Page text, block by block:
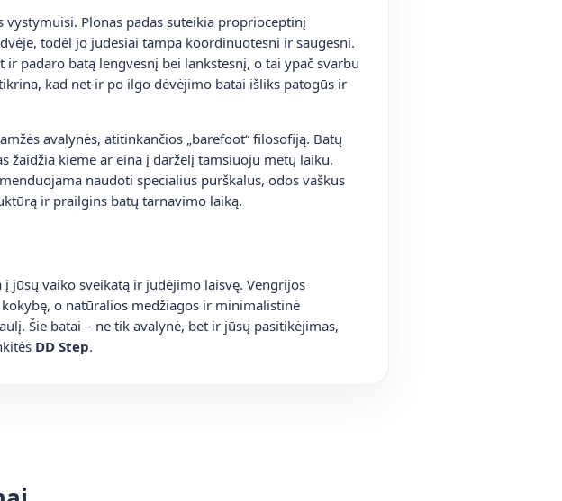
Plonas padas suteikia proprioceptinį
todėl jo judesiai tampa koordinuotesni ir saugesni.
padaro batą lengvesnį bei lankstesnį, o tai ypač svarbu
kad net ir po ilgo dėvėjimo batai išliks patogūs ir
avalynės, atitinkančios „barefoot“ filosofiją. Batų
žaidžia kieme ar eina į darželį tamsiuoju metų laiku.
naudoti specialius purškalus, odos vaškus
ir prailgins batų tarnavimo laiką.
į jūsų vaiko sveikatą ir judėjimo laisvę. Vengrijos
o natūralios medžiagos ir minimalistinė
Šie batai – ne tik avalynė, bet ir jūsų pasitikėjimas,
DD Step.